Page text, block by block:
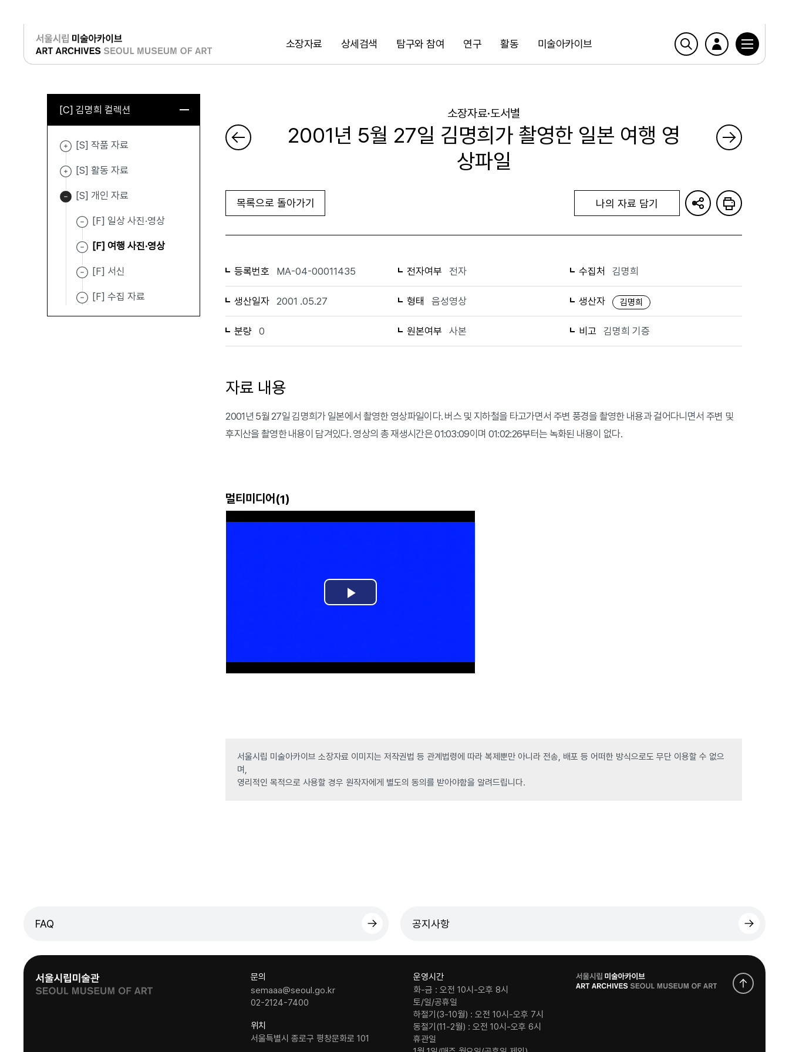
소장자료 상세검색 탐구와 참여 연구 활동 미술아카이브
검색
로그인
[C] 김명희 컬렉션
[S] 작품 자료
[S] 활동 자료
[S] 개인 자료
[F] 일상 사진·영상
[F] 여행 사진·영상
[F] 서신
[F] 수집 자료
소장자료·도서별
2001년 5월 27일 김명희가 촬영한 일본 여행 영
상파일
목록으로 돌아가기 나의 자료 담기
등록번호 MA-04-00011435 전자여부 전자 수집처 김명희
생산일자 2001 .05.27 형태 음성영상 생산자 김명희
분량 0 원본여부 사본 비고 김명희 기증
자료 내용
2001년 5월 27일 김명희가 일본에서 촬영한 영상파일이다. 버스 및 지하철을 타고가면서 주변 풍경을 촬영한 내용과 걸어다니면서 주변 및
후지산을 촬영한 내용이 담겨있다. 영상의 총 재생시간은 01:03:09이며 01:02:26부터는 녹화된 내용이 없다.
멀티미디어(1)
서울시립 미술아카이브 소장자료 이미지는 저작권법 등 관계법령에 따라 복제뿐만 아니라 전송, 배포 등 어떠한 방식으로도 무단 이용할 수 없으
며,
영리적인 목적으로 사용할 경우 원작자에게 별도의 동의를 받아야함을 알려드립니다.
FAQ 공지사항
문의
semaaa@seoul.go.kr
02-2124-7400
위치
서울특별시 종로구 평창문화로 101
운영시간
화-금 : 오전 10시-오후 8시
토/일/공휴일
하절기(3-10월) : 오전 10시-오후 7시
동절기(11-2월) : 오전 10시-오후 6시
휴관일
로
고